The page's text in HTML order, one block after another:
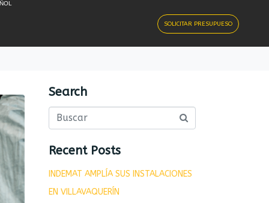
SOLICITAR PRESUPUESO
Search
Recent Posts
INDEMAT AMPLÍA SUS INSTALACIONES
EN VILLAVAQUERÍN